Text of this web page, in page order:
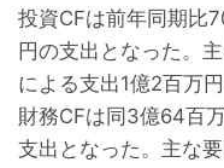
投資CFは前年同期比
円の支出となった。
による支出1億2百万円
財務CFは同3億64百
支出となった。主な